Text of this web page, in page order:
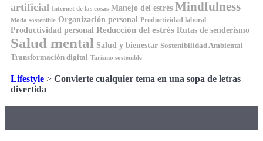
artificial Internet de las cosas Manejo del estrés Mindfulness
Moda sostenible Organización personal Productividad laboral
Productividad personal Reducción del estrés Rutas de senderismo
Salud mental Salud y bienestar Sostenibilidad Ambiental
Transformación digital
Turismo sostenible
Lifestyle > Convierte cualquier tema en una sopa de letras
divertida